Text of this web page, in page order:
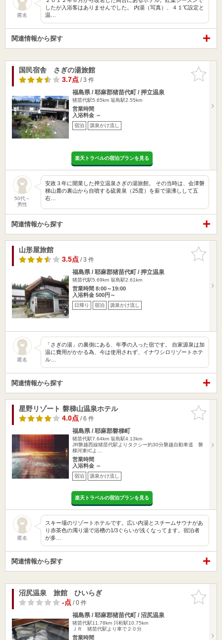
匿名
したが入浴客はありませんでした。 内湯（写真）、４１℃設定と
温…
関連情報から探す
お気に入
りに追加
国民宿舎 さぎの湯旅館
3.7点/ 3 件
福島県 / 耶麻郡猪苗代町 / 押立温泉
猪苗代駅5.65km 翁島駅2.55km
営業時間
入浴料金 ～
宿泊 源泉かけ流し
楽天トラベルの宿泊プランを見る
50代～
男性
安政３年に開業した押立温泉さぎの湯旅館。 その当時は、会津磐
梯山麓の裏山から自噴する硫黄泉（25度）を薪で湯沸しして五
右…
関連情報から探す
お気に入
りに追加
山形屋旅館
3.5点/ 3 件
福島県 / 耶麻郡猪苗代町 / 押立温泉
猪苗代駅5.69km 翁島駅2.61km
営業時間 8:00～19:00
入浴料金 500円～
日帰り 宿泊 源泉かけ流し
匿名
「さぎの湯」の裏側にある、年季の入った宿です。 自家源泉は加
温に費用がかかる為、今は使用されず、イナワシロリゾートホテ
ル…
関連情報から探す
お気に入
りに追加
星野リゾート 磐梯山温泉ホテル
4.0点/ 6 件
福島県 / 耶麻郡磐梯町
猪苗代駅7.64km 翁島駅4.13km
JR磐越西線猪苗代駅よりタクシー約30分磐越自動車道 磐
梯河東ICよ…
営業時間
入浴料金 ～
宿泊 源泉かけ流し
楽天トラベルの宿泊プランを見る
匿名
スキー場のリゾートホテルです。広い内湯とスチームサウナがあ
り赤茶色の濁り湯で浴槽の1/3ぐらいが浅くなってます。宿泊者
が多…
関連情報から探す
お気に入
りに追加
沼尻温泉 旅館 ひいらぎ
-点/ 0 件
福島県 / 耶麻郡猪苗代町 / 沼尻温泉
猪苗代駅11.78km
川桁駅10.75km
ＪＲ 猪苗代駅より車で２０分
営業時間